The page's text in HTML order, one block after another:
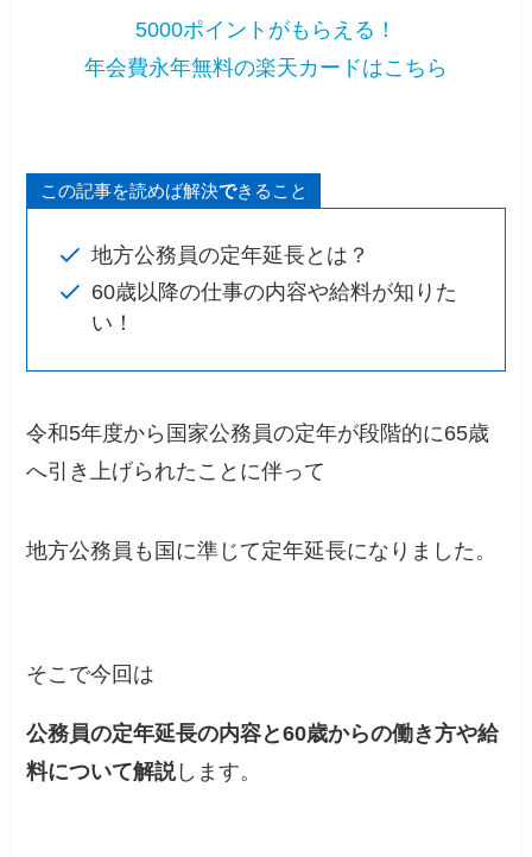
5000ポイントがもらえる！
年会費永年無料の楽天カードはこちら
この記事を読めば解決できること
地方公務員の定年延長とは？
60歳以降の仕事の内容や給料が知りた
い！
令和5年度から国家公務員の定年が段階的に65歳
へ引き上げられたことに伴って
地方公務員も国に準じて定年延長になりました。
そこで今回は
公務員の定年延長の内容と60歳からの働き方や給
料について解説します。